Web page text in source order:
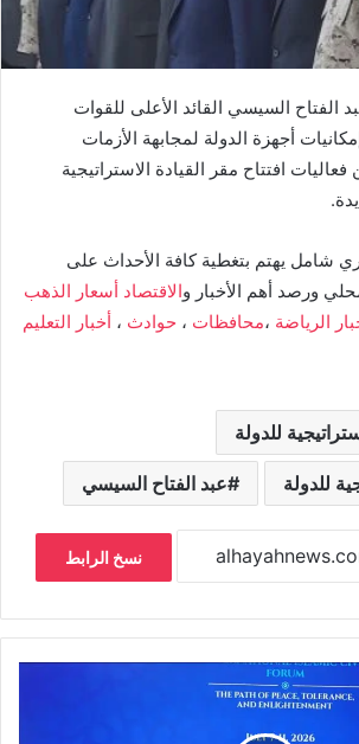
الفتاح السيسي القائد الأعلى للقوات
أجهزة الدولة لمجابهة الأزمات
افتتاح مقر القيادة الاستراتيجية
شامل يهتم بتغطية كافة الأحداث على
ورصد أهم الأخبار والاقتصاد أسعار الذهب
الرياضة ،محافظات ، حوادث ، أخبار التعليم
للدولة
للدولة عبد الفتاح السيسي
نسخ الرابط